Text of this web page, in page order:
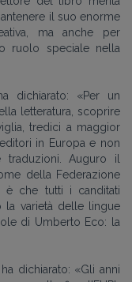
il suo enorme
ma anche per
ruolo speciale nella
dichiarato: «Per un
letteratura, scoprire
tredici a maggior
in Europa e non
traduzioni. Auguro il
della Federazione
è che tutti i canditati
la varietà delle lingue
di Umberto Eco: la
dichiarato: «Gli anni